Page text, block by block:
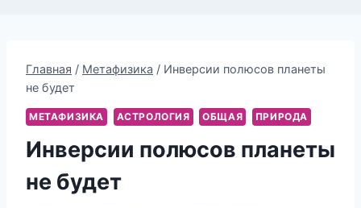
Главная / Метафизика / Инверсии полюсов планеты
не будет
МЕТАФИЗИКА АСТРОЛОГИЯ ОБЩАЯ ПРИРОДА
Инверсии полюсов планеты
не будет